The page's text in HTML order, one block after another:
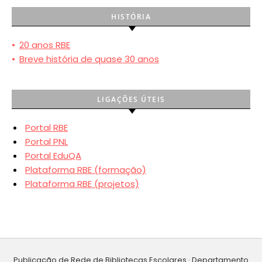
HISTÓRIA
• 20 anos RBE
• Breve história de quase 30 anos
LIGAÇÕES ÚTEIS
Portal RBE
Portal PNL
Portal EduQA
Plataforma RBE (formação)
Plataforma RBE (projetos)